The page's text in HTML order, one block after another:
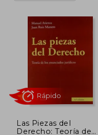
Las Piezas del
Derecho: Teoría de